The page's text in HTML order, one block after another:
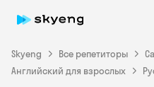
Skyeng Все репетиторы
Английский для взрослых